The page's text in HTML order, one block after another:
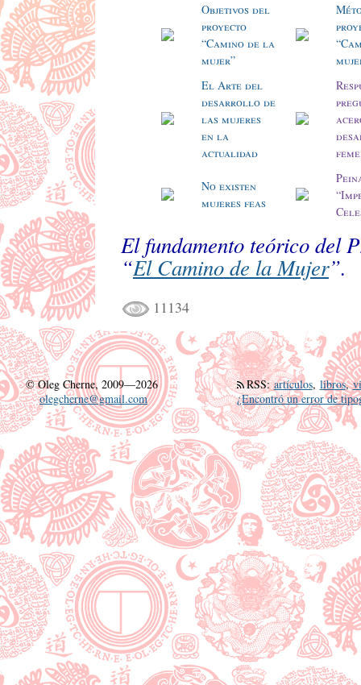
Objetivos del
proyecto
“Camino de la
mujer”
El Arte del
desarrollo de
las mujeres
en la
actualidad
No existen
mujeres feas
El fundamento teórico del
“El Camino de la Mujer”.
11134
©Oleg Cherne, 2009—2026
olegcherne@gmail.com
RSS:artículos, libros,
¿Encontró un error de